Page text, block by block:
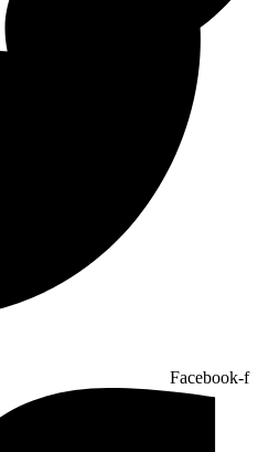
Facebook-f